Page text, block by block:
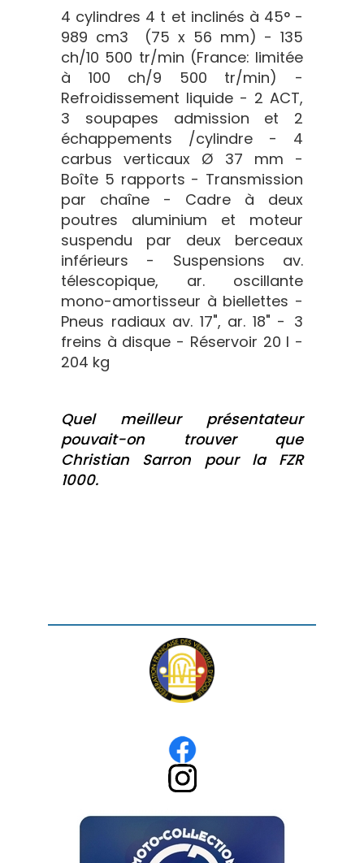
4 cylindres 4 t et inclinés à 45° -
989 cm3 (75 x 56 mm) - 135
ch/10 500 tr/min (France: limitée
à 100 ch/9 500 tr/min) -
Refroidissement liquide - 2 ACT,
3 soupapes admission et 2
échappements /cylindre - 4
carbus verticaux Ø 37 mm -
Boîte 5 rapports - Transmission
par chaîne - Cadre à deux
poutres aluminium et moteur
suspendu par deux berceaux
inférieurs - Suspensions av.
télescopique, ar. oscillante
mono-amortisseur à biellettes -
Pneus radiaux av. 17", ar. 18" - 3
freins à disque - Réservoir 20 l -
204 kg
Quel meilleur présentateur
pouvait-on trouver que
Christian Sarron pour la FZR
1000.